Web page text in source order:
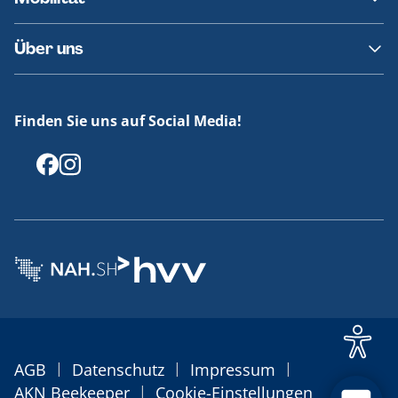
Fundsachen
Häufige Fragen
Barrierefreies Reisen
Erklärung Barrierefreiheit
Über uns
Offenlegungen
Finden Sie uns auf Social Media!
AGB | Datenschutz | Impressum |
AKN Beekeeper | Cookie-Einstellungen